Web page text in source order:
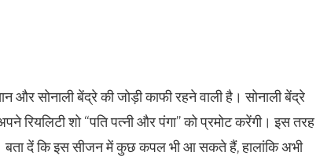
सोनाली बेंद्रे की जोड़ी काफी रहने वाली है। सोनाली बेंद्रे
रियलिटी शो “पति पत्नी और पंगा” को प्रमोट करेंगी। इस तरह
बता दें कि इस सीजन में कुछ कपल भी आ सकते हैं, हालांकि अभी